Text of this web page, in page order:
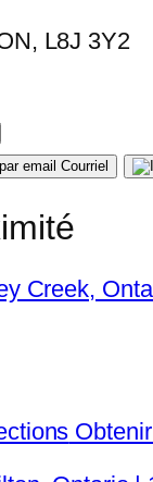
L8J 3Y2
Courriel
Creek,